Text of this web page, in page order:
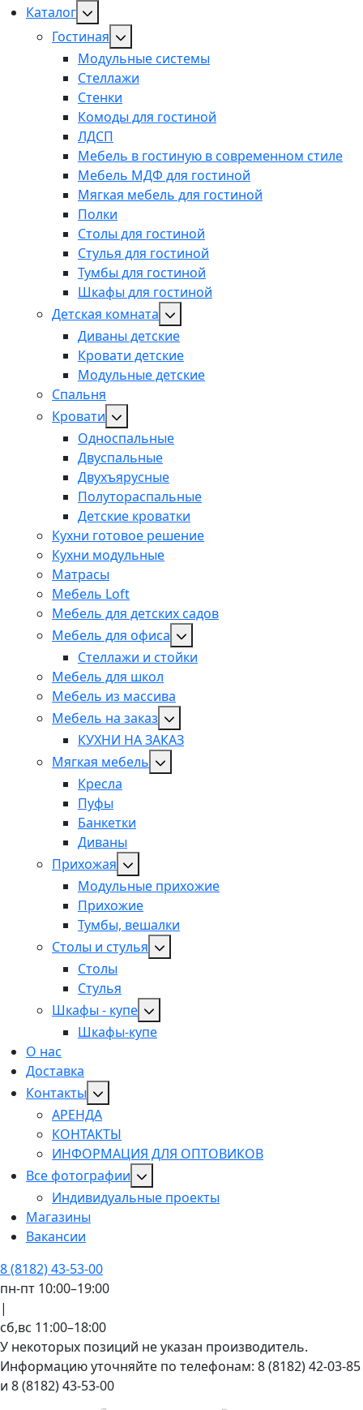
Каталог
Гостиная
Модульные системы
Стеллажи
Стенки
Комоды для гостиной
ЛДСП
Мебель в гостиную в современном стиле
Мебель МДФ для гостиной
Мягкая мебель для гостиной
Полки
Столы для гостиной
Стулья для гостиной
Тумбы для гостиной
Шкафы для гостиной
Детская комната
Диваны детские
Кровати детские
Модульные детские
Спальня
Кровати
Односпальные
Двуспальные
Двухъярусные
Полутораспальные
Детские кроватки
Кухни готовое решение
Кухни модульные
Матрасы
Мебель Loft
Мебель для детских садов
Мебель для офиса
Стеллажи и стойки
Мебель для школ
Мебель из массива
Мебель на заказ
КУХНИ НА ЗАКАЗ
Мягкая мебель
Кресла
Пуфы
Банкетки
Диваны
Прихожая
Модульные прихожие
Прихожие
Тумбы, вешалки
Столы и стулья
Столы
Стулья
Шкафы - купе
Шкафы-купе
О нас
Доставка
Контакты
АРЕНДА
КОНТАКТЫ
ИНФОРМАЦИЯ ДЛЯ ОПТОВИКОВ
Все фотографии
Индивидуальные проекты
Магазины
Вакансии
8 (8182) 43-53-00
пн-пт 10:00–19:00
|
сб,вс 11:00–18:00
У некоторых позиций не указан производитель.
Информацию уточняйте по телефонам: 8 (8182) 42-03-85
и 8 (8182) 43-53-00